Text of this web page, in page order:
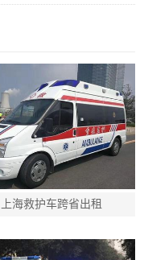
上海救护车跨省出租